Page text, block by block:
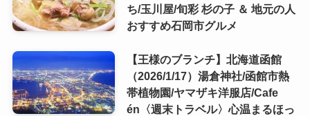
ち/玉川屋/旬彩 杉の子 ＆ 地元の人
おすすめ石岡市グルメ
【王様のブランチ】北海道函館
（2026/1/17）湯倉神社/函館市熱
帯植物園/ヤマザキ洋服店/Cafe
én〈週末トラベル〉心温まるほっ